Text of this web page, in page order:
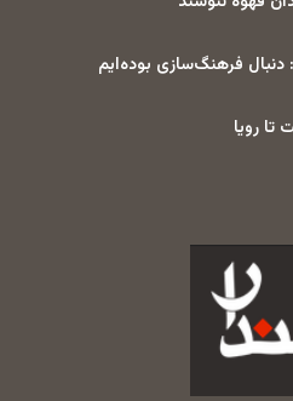
دنبال فرهنگ‌سازی بوده‌ایم
تا رویا